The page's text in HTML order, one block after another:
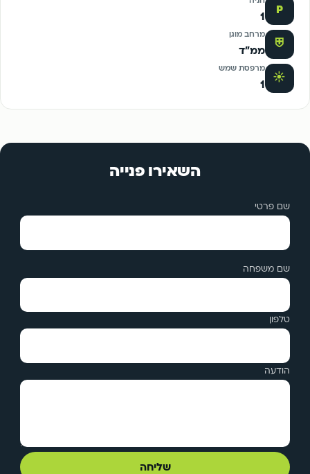
P
1
⛨
מרחב מוגן
ממ"ד
☀
מרפסת שמש
1
השאירו פנייה
שם פרטי
שם משפחה
טלפון
הודעה
שליחה